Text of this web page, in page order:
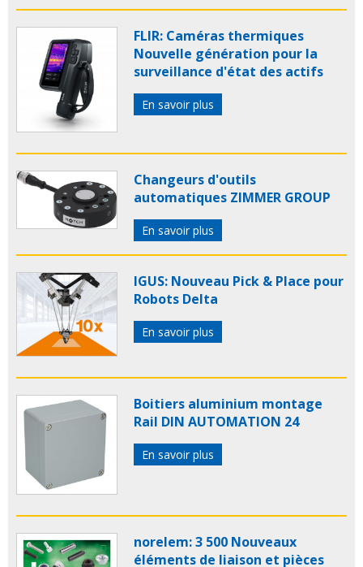
FLIR: Caméras thermiques
Nouvelle génération pour la
surveillance d'état des actifs
En savoir plus
Changeurs d'outils
automatiques ZIMMER GROUP
En savoir plus
IGUS: Nouveau Pick & Place pour
Robots Delta
En savoir plus
Boitiers aluminium montage
Rail DIN AUTOMATION 24
En savoir plus
norelem: 3 500 Nouveaux
éléments de liaison et pièces